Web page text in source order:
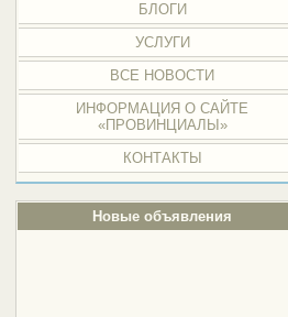
БЛОГИ
УСЛУГИ
ВСЕ НОВОСТИ
ИНФОРМАЦИЯ О САЙТЕ
«ПРОВИНЦИАЛЫ»
КОНТАКТЫ
Новые объявления